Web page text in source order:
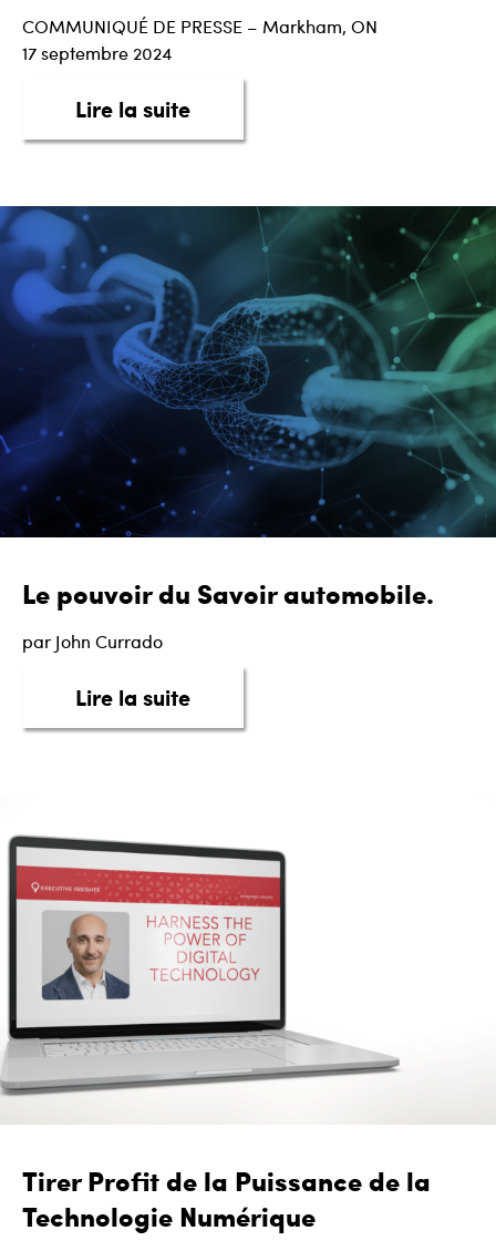
COMMUNIQUÉ DE PRESSE – Markham, ON
17 septembre 2024
Lire la suiteabout taq Le Savoir
Le pouvoir du Savoir automobile.
par John Currado
Lire la suiteabout Le pouvoir du Savoir
Tirer Profit de la Puissance de la
Technologie Numérique